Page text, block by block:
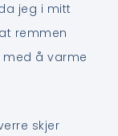
jeg i mitt
remmen
å varme
skjer